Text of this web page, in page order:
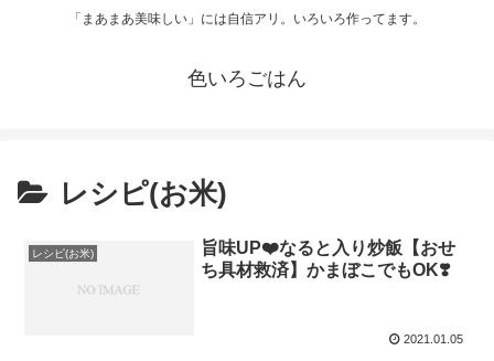
「まあまあ美味しい」には自信アリ。いろいろ作ってます。
色いろごはん
レシピ(お米)
レシピ(お米)
旨味UP❤️なると入り炒飯【おせ
ち具材救済】かまぼこでもOK❣️
2021.01.05